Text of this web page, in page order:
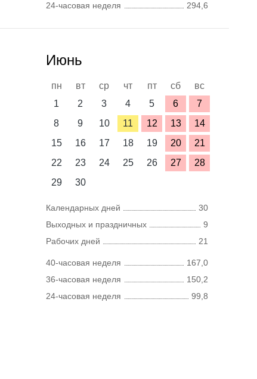
24-часовая неделя
294,6
Июнь
пн вт ср чт пт сб
вс
1
2 3 4 5 6
7
8
9 10 11 12 13
14
15
16 17 18 19 20
21
22
23 24 25 26 27
28
29
30
Календарных дней
30
Выходных и праздничных
9
Рабочих дней
21
40-часовая неделя
167,0
36-часовая неделя
150,2
24-часовая неделя
99,8